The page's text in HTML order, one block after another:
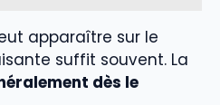
apparaître sur le
suffit souvent. La
dès le